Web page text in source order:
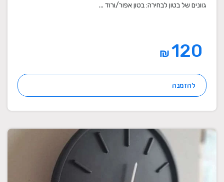
גוונים של בטון לבחירה: בטון אפור/ורוד ...
₪
להזמנה